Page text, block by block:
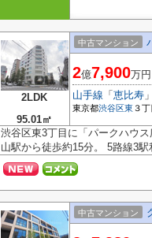
2LDK
95.01㎡
中古マンション
2億7,900万円
山手線 「 恵比寿
東京都渋谷区東３丁
渋谷区東3丁目に「パークハウ
山駅から徒歩約15分。 5路線3
中古マンション